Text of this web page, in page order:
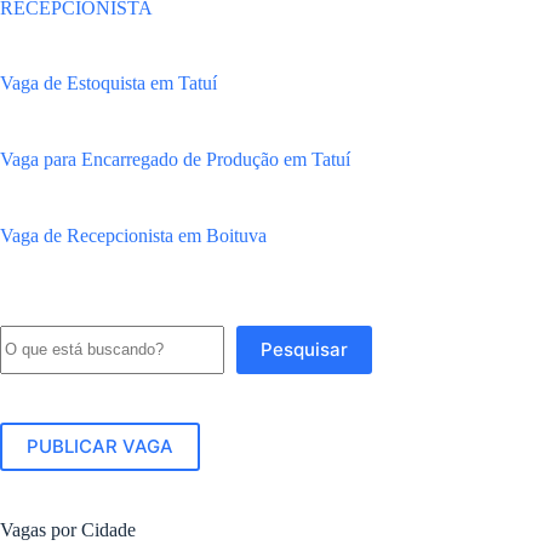
RECEPCIONISTA
Vaga de Estoquista em Tatuí
Vaga para Encarregado de Produção em Tatuí
Vaga de Recepcionista em Boituva
Pesquisar
PUBLICAR VAGA
Vagas por Cidade